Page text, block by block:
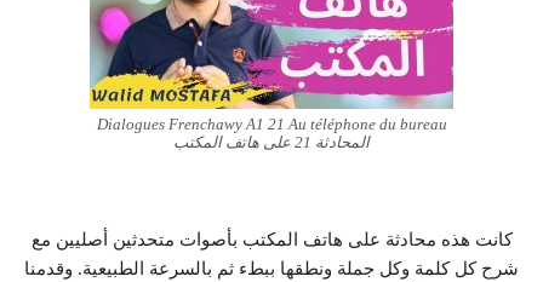
Dialogues Frenchawy A1 21 Au téléphone du bureau
المحادثة 21 على هاتف المكتب
كانت هذه محادثة على هاتف المكتب بأصوات متحدثين أصليين مع
شرح كل كلمة وكل جملة ونطقها ببطء ثم بالسرعة الطبيعية. وقدمنا